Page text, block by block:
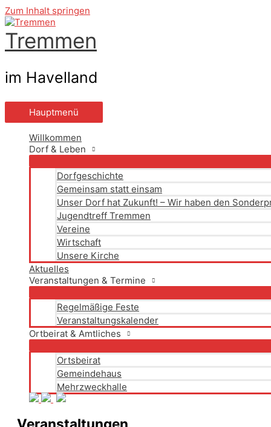
Zum Inhalt springen
Tremmen
im Havelland
Hauptmenü
Willkommen
Dorf & Leben
Dorfgeschichte
Gemeinsam statt einsam
Unser Dorf hat Zukunft! – Wir haben den
Jugendtreff Tremmen
Vereine
Wirtschaft
Unsere Kirche
Aktuelles
Veranstaltungen & Termine
Regelmäßige Feste
Veranstaltungskalender
Ortbeirat & Amtliches
Ortsbeirat
Gemeindehaus
Mehrzweckhalle
Veranstaltungen